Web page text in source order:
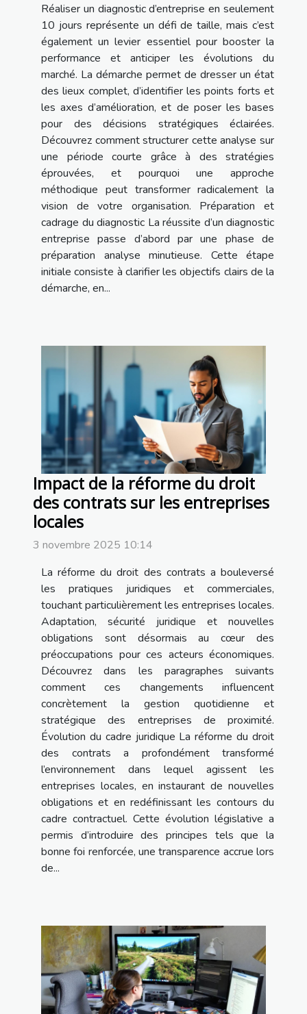
Réaliser un diagnostic d’entreprise en seulement
10 jours représente un défi de taille, mais c’est
également un levier essentiel pour booster la
performance et anticiper les évolutions du
marché. La démarche permet de dresser un état
des lieux complet, d’identifier les points forts et
les axes d’amélioration, et de poser les bases
pour des décisions stratégiques éclairées.
Découvrez comment structurer cette analyse sur
une période courte grâce à des stratégies
éprouvées, et pourquoi une approche
méthodique peut transformer radicalement la
vision de votre organisation. Préparation et
cadrage du diagnostic La réussite d’un diagnostic
entreprise passe d’abord par une phase de
préparation analyse minutieuse. Cette étape
initiale consiste à clarifier les objectifs clairs de la
démarche, en...
Impact de la réforme du droit
des contrats sur les entreprises
locales
3 novembre 2025 10:14
La réforme du droit des contrats a bouleversé
les pratiques juridiques et commerciales,
touchant particulièrement les entreprises locales.
Adaptation, sécurité juridique et nouvelles
obligations sont désormais au cœur des
préoccupations pour ces acteurs économiques.
Découvrez dans les paragraphes suivants
comment ces changements influencent
concrètement la gestion quotidienne et
stratégique des entreprises de proximité.
Évolution du cadre juridique La réforme du droit
des contrats a profondément transformé
l’environnement dans lequel agissent les
entreprises locales, en instaurant de nouvelles
obligations et en redéfinissant les contours du
cadre contractuel. Cette évolution législative a
permis d’introduire des principes tels que la
bonne foi renforcée, une transparence accrue lors
de...